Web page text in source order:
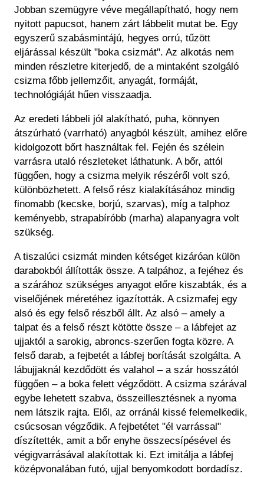
Jobban szemügyre véve megállapítható, hogy nem
nyitott papucsot, hanem zárt lábbelit mutat be. Egy
egyszerű szabásmintájú, hegyes orrú, tűzött
eljárással készült "boka csizmát". Az alkotás nem
minden részletre kiterjedő, de a mintaként szolgáló
csizma főbb jellemzőit, anyagát, formáját,
technológiáját hűen visszaadja.
Az eredeti lábbeli jól alakítható, puha, könnyen
átszúrható (varrható) anyagból készült, amihez előre
kidolgozott bőrt használtak fel. Fején és szélein
varrásra utaló részleteket láthatunk. A bőr, attól
függően, hogy a csizma melyik részéről volt szó,
különbözhetett. A felső rész kialakításához mindig
finomabb (kecske, borjú, szarvas), míg a talphoz
keményebb, strapabíróbb (marha) alapanyagra volt
szükség.
A tiszalúci csizmát minden kétséget kizáróan külön
darabokból állították össze. A talpához, a fejéhez és
a szárához szükséges anyagot előre kiszabták, és a
viselőjének méretéhez igazították. A csizmafej egy
alsó és egy felső részből állt. Az alsó – amely a
talpat és a felső részt kötötte össze – a lábfejet az
ujjaktól a sarokig, abroncs-szerűen fogta közre. A
felső darab, a fejbetét a lábfej borítását szolgálta. A
lábujjaknál kezdődött és valahol – a szár hosszától
függően – a boka felett végződött. A csizma szárával
egybe lehetett szabva, összeillesztésnek a nyoma
nem látszik rajta. Elől, az orránál kissé felemelkedik,
csúcsosan végződik. A fejbetétet "él varrással"
díszítették, amit a bőr enyhe összecsípésével és
végigvarrásával alakítottak ki. Ezt imitálja a lábfej
középvonalában futó, ujjal benyomkodott bordadísz.